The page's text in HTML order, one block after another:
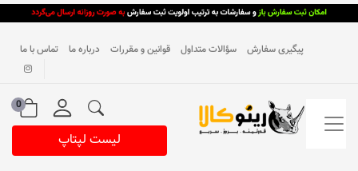
پیگیری سفارش سؤالات متداول قوانین و مقررات درباره ما تماس با ما
0
لیست لپتاپ